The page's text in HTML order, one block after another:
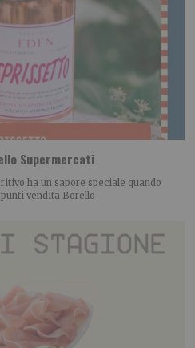
Supermercati
ha un sapore speciale quando
vendita Borello